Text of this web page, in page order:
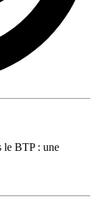
le BTP : une